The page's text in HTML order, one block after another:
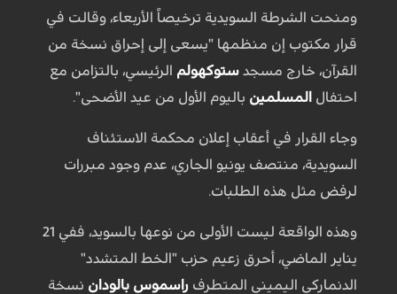
ومنحت الشرطة السويدية ترخيصاً الأربعاء، وقالت في
قرار مكتوب إن منظمها "يسعى إلى إحراق نسخة من
القرآن، خارج مسجد ستوكهولم الرئيسي، بالتزامن مع
احتفال المسلمين باليوم الأول من عيد الأضحى".
وجاء القرار في أعقاب إعلان محكمة الاستئناف
السويدية، منتصف يونيو الجاري، عدم وجود مبررات
لرفض مثل هذه الطلبات.
وهذه الواقعة ليست الأولى من نوعها بالسويد، ففي 21
يناير الماضي، أحرق زعيم حزب "الخط المتشدد"
الدنماركي اليميني المتطرف راسموس بالودان نسخة